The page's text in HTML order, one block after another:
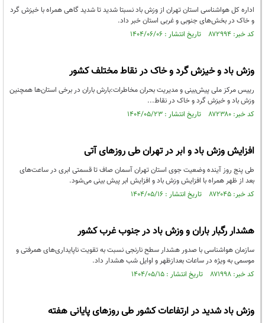
اداره کل هواشناسی استان تهران از وزش باد نسبتا شدید تا شدید گاهی همراه با خیزش گرد
و خاک در بخش‌های جنوبی و غربی استان خبر داد.
کد خبر: ۸۷۲۹۹۴ تاریخ انتشار : ۱۴۰۴/۰۶/۰۶
وزش باد و خیزش گرد و خاک در نقاط مختلف کشور
رییس مرکز ملی پیش‌بینی و مدیریت بحران مخاطرات:بارش باران در برخی استان‌ها همچنین
وزش باد و خیزش گرد و خاک در نقاط...
کد خبر: ۸۷۲۳۸۰ تاریخ انتشار : ۱۴۰۴/۰۵/۲۳
افزایش وزش باد و ابر در تهران طی روزهای آتی
طی پنج روز آینده وضعیت جوی استان تهران آسمان صاف تا قسمتی ابری در ساعت‌های
بعد از ظهر همراه با افزایش وزش باد و افزایش ابر پیش بینی می‌شود.
کد خبر: ۸۷۲۰۴۵ تاریخ انتشار : ۱۴۰۴/۰۵/۱۶
هشدار رگبار باران و وزش باد در جنوب غرب کشور
سازمان هواشناسی با صدور هشدار سطح نارنجی نسبت به تقویت ناپایداری‌های همرفتی و
موسمی به ویژه در ساعات بعدازظهر و اوایل شب هشدار داد.
کد خبر: ۸۷۱۹۹۸ تاریخ انتشار : ۱۴۰۴/۰۵/۱۵
وزش باد شدید در ارتفاعات کشور طی روزهای پایانی هفته